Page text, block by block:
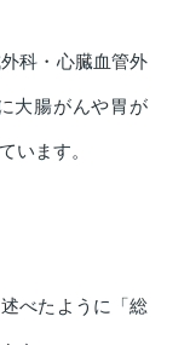
科・心臓血管外
大腸がんや胃が
います。
べたように「総